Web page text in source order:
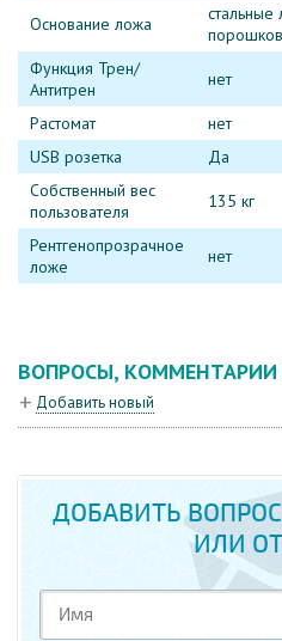
Основание ложа
Функция Трен/
Антитрен
нет
Растомат
нет
USB розетка
Да
Собственный вес
пользователя
135 кг
Рентгенопрозрачное
ложе
нет
ВОПРОСЫ,
Добавить новый
ДОБАВИТЬ
ИЛИ